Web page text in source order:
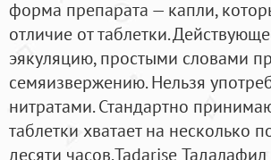
форма препарата — капли,
отличие от таблетки.
эякуляцию, простыми словами
семяизвержению. Нельзя
нитратами. Стандартно
таблетки хватает на несколько
десяти часов.Tadarise